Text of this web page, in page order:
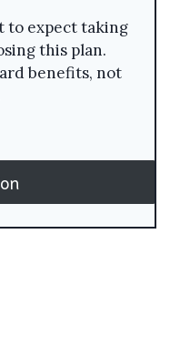
to expect taking
this plan.
benefits, not